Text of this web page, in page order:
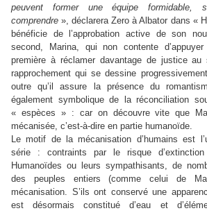
peuvent former une équipe formidable,
comprendre », déclarera Zero à Albator dans «
bénéficie de l’approbation active de son
second, Marina, qui non contente
première à réclamer davantage de justice au
rapprochement qui se dessine
outre qu’il assure la présence du
également symbolique de la réconciliation
« espèces » : car on découvre vite que
mécanisée, c’est-à-dire en partie humanoïde.
Le motif de la mécanisation d’humains est
série : contraints par le risque
Humanoïdes ou leurs sympathisants, de
des peuples entiers (comme celui de
mécanisation. S’ils ont conservé une
est désormais constitué d’eau et